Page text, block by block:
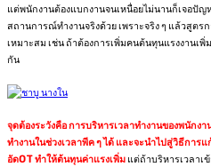
แต่พนักงานต้องแบกงานจนเหนื่อยไม่นานก็เจอปั
สถานการณ์ทำงานจริงด้วย เพราะจริง ๆ แล้วสูต
เหมาะสม เช่น ถ้าต้องการเพิ่มคนต้นทุนแรงงานเพิ่
กัน
จุดต้องระวังคือ การบริหารเวลาทำงานของพนัก
ทำงานในช่วงเวลาพีค ๆ ได้ และจะนำไปสู่วิธีการ
อัดOT ทำให้ต้นทุนค่าแรงเพิ่ม แต่ถ้าบริหารเวลาเ